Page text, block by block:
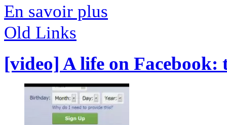
En savoir plus
Old Links
[video] A life on